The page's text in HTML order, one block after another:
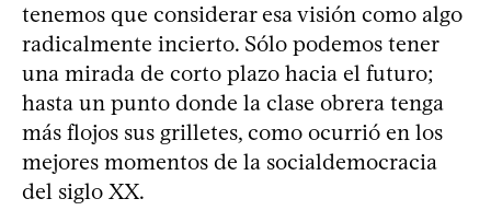
tenemos que considerar esa visión como algo
radicalmente incierto. Sólo podemos tener
una mirada de corto plazo hacia el futuro;
hasta un punto donde la clase obrera tenga
más flojos sus grilletes, como ocurrió en los
mejores momentos de la socialdemocracia
del siglo XX.